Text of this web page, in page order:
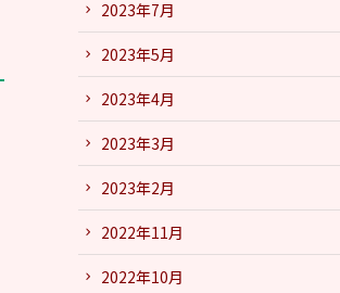
2023年7月
2023年5月
2023年4月
2023年3月
2023年2月
2022年11月
2022年10月